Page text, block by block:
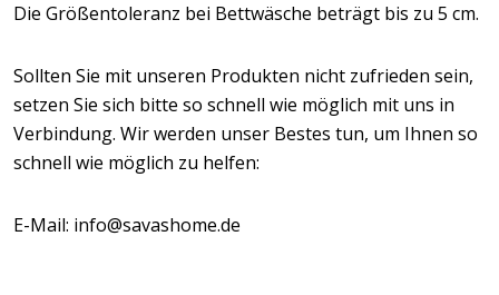
Die Größentoleranz bei Bettwäsche beträgt bis zu 5 cm.
Sollten Sie mit unseren Produkten nicht zufrieden sein,
setzen Sie sich bitte so schnell wie möglich mit uns in
Verbindung. Wir werden unser Bestes tun, um Ihnen so
schnell wie möglich zu helfen:
E-Mail: info@savashome.de